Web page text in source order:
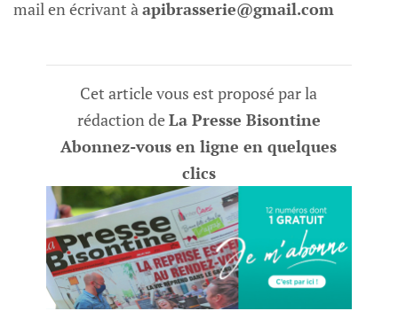
mail en écrivant à apibrasserie@gmail.com
Cet article vous est proposé par la
rédaction deLa Presse Bisontine
Abonnez-vous en ligne en quelques
clics